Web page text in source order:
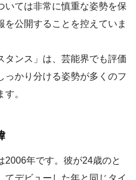
いては非常に慎重な姿勢を保
を公開することを控えていま
タンス」は、芸能界でも評価
っかり分ける姿勢が多くのフ
。
2006年です。彼が24歳のと